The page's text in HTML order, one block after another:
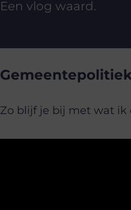
Een vlog waard.
Zo blijf je bij met wat ik